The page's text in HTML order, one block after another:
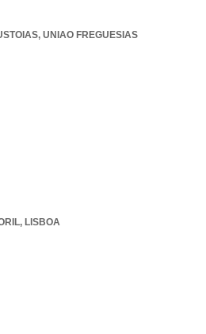
, UNIAO FREGUESIAS
, LISBOA